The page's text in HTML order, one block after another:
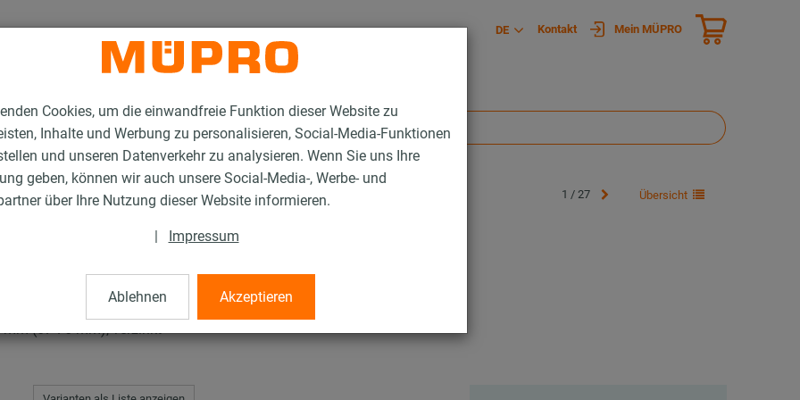
Cookies, um die einwandfreie Funktion dieser Website zu
Inhalte und Werbung zu personalisieren, Social-Media-Funktionen
und unseren Datenverkehr zu analysieren. Wenn Sie uns Ihre
geben, können wir auch unsere Social-Media-, Werbe- und
über Ihre Nutzung dieser Website informieren.
| Impressum
Ablehnen Akzeptieren
DE Kontakt Mein MÜPRO
mit Schalldämmung EURO-QUICK® Typ EXP 1 / 27 Übersicht
EXP
mm (67-76 mm), verzinkt